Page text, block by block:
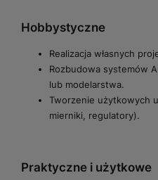
Hobbystyczne
Realizacja własnych
Rozbudowa systemów
lub modelarstwa.
Tworzenie użytkowych
mierniki, regulatory).
Praktyczne i użytkowe